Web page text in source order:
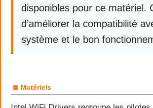
disponibles pour ce matériel.
d’améliorer la compatibilité
système et le bon
■ Matériels